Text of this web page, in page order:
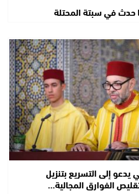
في سبتة المحتلة
إلى التسريع بتنزيل
الفوارق المجالية…